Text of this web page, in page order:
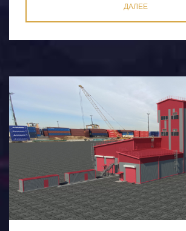
ДАЛЕЕ